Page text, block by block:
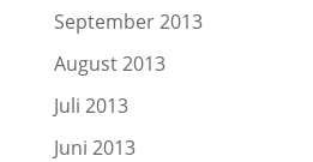
September 2013
August 2013
Juli 2013
Juni 2013